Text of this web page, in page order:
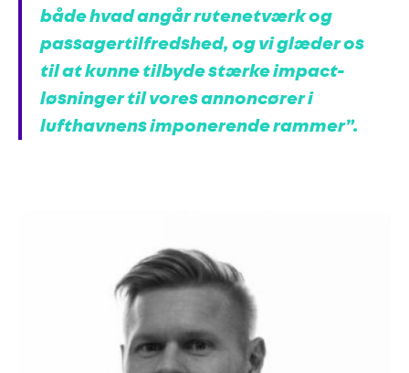
både hvad angår rutenetværk og
passagertilfredshed, og vi glæder os
til at kunne tilbyde stærke impact-
løsninger til vores annoncører i
lufthavnens imponerende rammer”.